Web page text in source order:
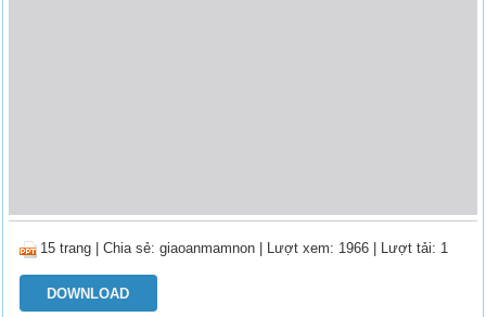
15 trang |Chia sẻ:giaoanmamnon | Lượt xem: 1966 | Lượt tải: 1
DOWNLOAD